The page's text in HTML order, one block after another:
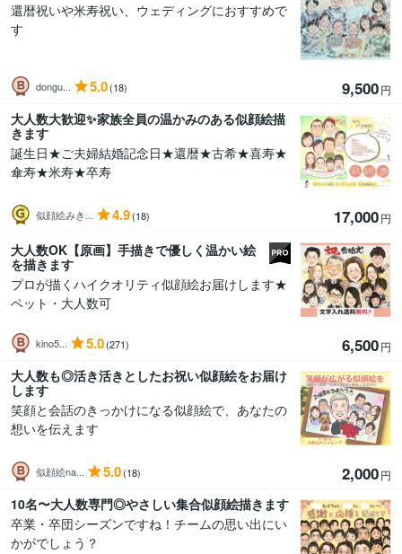
還暦祝いや米寿祝い、ウェディングにおすすめで
す
dongu... 5.0(18) 9,500円
大人数大歓迎✨家族全員の温かみのある似顔絵描
きます
誕生日★ご夫婦結婚記念日★還暦★古希★喜寿★
傘寿★米寿★卒寿
似顔絵みき... 4.9(18) 17,000円
大人数OK【原画】手描きで優しく温かい絵
を描きます
プロが描くハイクオリティ似顔絵お届けします★
ペット・大人数可
kino5... 5.0(271) 6,500円
大人数も◎活き活きとしたお祝い似顔絵をお届け
します
笑顔と会話のきっかけになる似顔絵で、あなたの
想いを伝えます
似顔絵na... 5.0(18) 2,000円
10名〜大人数専門◎やさしい集合似顔絵描きます
卒業・卒団シーズンですね！チームの思い出にい
かがでしょう？